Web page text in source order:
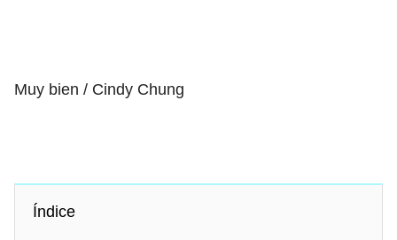
Muy bien / Cindy Chung
Índice